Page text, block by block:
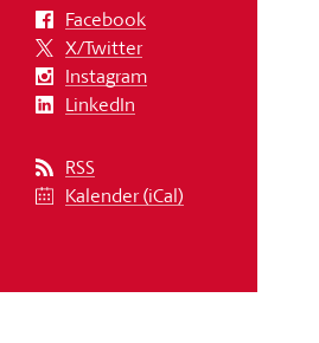
Facebook
X/Twitter
Instagram
LinkedIn
RSS
Kalender (iCal)